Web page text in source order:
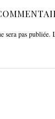
sera pas publiée.